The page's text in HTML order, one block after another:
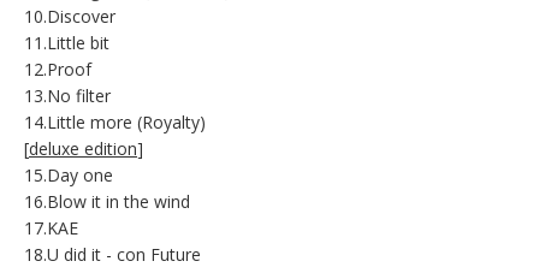
10.Discover
11.Little bit
12.Proof
13.No filter
14.Little more (Royalty)
[deluxe edition]
15.Day one
16.Blow it in the wind
17.KAE
18.U did it - con Future